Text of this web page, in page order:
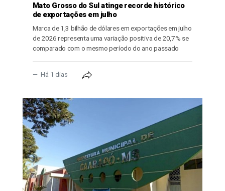
Mato Grosso do Sul atinge recorde histórico
de exportações em julho
Marca de 1,3 bilhão de dólares em exportações em julho
de 2026 representa uma variação positiva de 20,7% se
comparado com o mesmo período do ano passado
Há 1 dias